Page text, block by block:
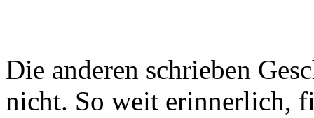
Die anderen schrieben
nicht. So weit erinnerlich,